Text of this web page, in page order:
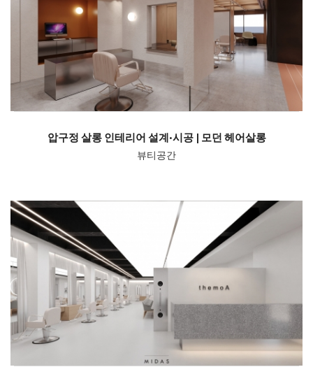
압구정 살롱 인테리어 설계·시공 | 모던 헤어살롱
뷰티공간